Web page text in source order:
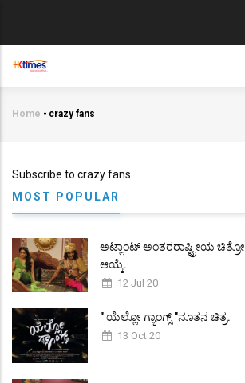
main
content
Breadcrumb
Home - crazy fans
Subscribe to crazy fans
MOST POPULAR
ಅಟ್ಲಾಂಟ್ ಅಂತರರಾಷ್ಟ್ರೀಯ
ಆಯ್ಕೆ.
12 Jul 20
" ಯೆಲ್ಲೋ ಗ್ಯಾಂಗ್ಸ್ "ನೂತನ ಚಿತ್ರ.
13 Oct 20